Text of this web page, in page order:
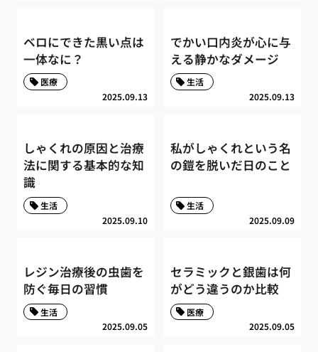
ベロにできた黒い点は
一体なに？
2025.09.13
医療
でかい口内炎が心に与
える静かなダメージ
2025.09.13
生活
しゃくれの原因と治療
法に関する基本的な知
識
2025.09.10
生活
私がしゃくれという名
の鎧を脱いだ日のこと
2025.09.09
生活
レジン治療後の虫歯を
防ぐ毎日の習慣
2025.09.05
生活
セラミックと銀歯は何
がどう違うのか比較
2025.09.05
医療